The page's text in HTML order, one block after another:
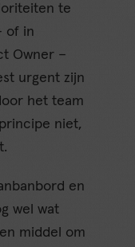
te
of in
Owner –
urgent zijn
het team
niet,
en
wel wat
middel om